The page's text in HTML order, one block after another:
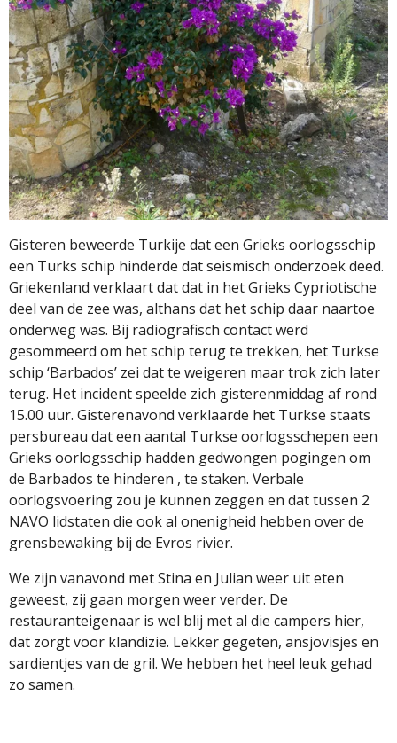
Gisteren beweerde Turkije dat een Grieks oorlogsschip
een Turks schip hinderde dat seismisch onderzoek deed.
Griekenland verklaart dat dat in het Grieks Cypriotische
deel van de zee was, althans dat het schip daar naartoe
onderweg was. Bij radiografisch contact werd
gesommeerd om het schip terug te trekken, het Turkse
schip ‘Barbados’ zei dat te weigeren maar trok zich later
terug. Het incident speelde zich gisterenmiddag af rond
15.00 uur. Gisterenavond verklaarde het Turkse staats
persbureau dat een aantal Turkse oorlogsschepen een
Grieks oorlogsschip hadden gedwongen pogingen om
de Barbados te hinderen , te staken. Verbale
oorlogsvoering zou je kunnen zeggen en dat tussen 2
NAVO lidstaten die ook al onenigheid hebben over de
grensbewaking bij de Evros rivier.
We zijn vanavond met Stina en Julian weer uit eten
geweest, zij gaan morgen weer verder. De
restauranteigenaar is wel blij met al die campers hier,
dat zorgt voor klandizie. Lekker gegeten, ansjovisjes en
sardientjes van de gril. We hebben het heel leuk gehad
zo samen.